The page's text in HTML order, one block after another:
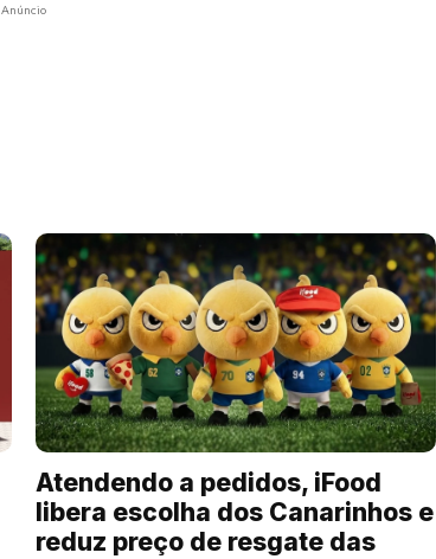
Anúncio
Atendendo a pedidos, iFood
libera escolha dos Canarinhos e
reduz preço de resgate das